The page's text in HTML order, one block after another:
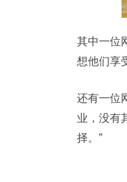
其中一位
想他们享
还有一位
业，没有
择。”